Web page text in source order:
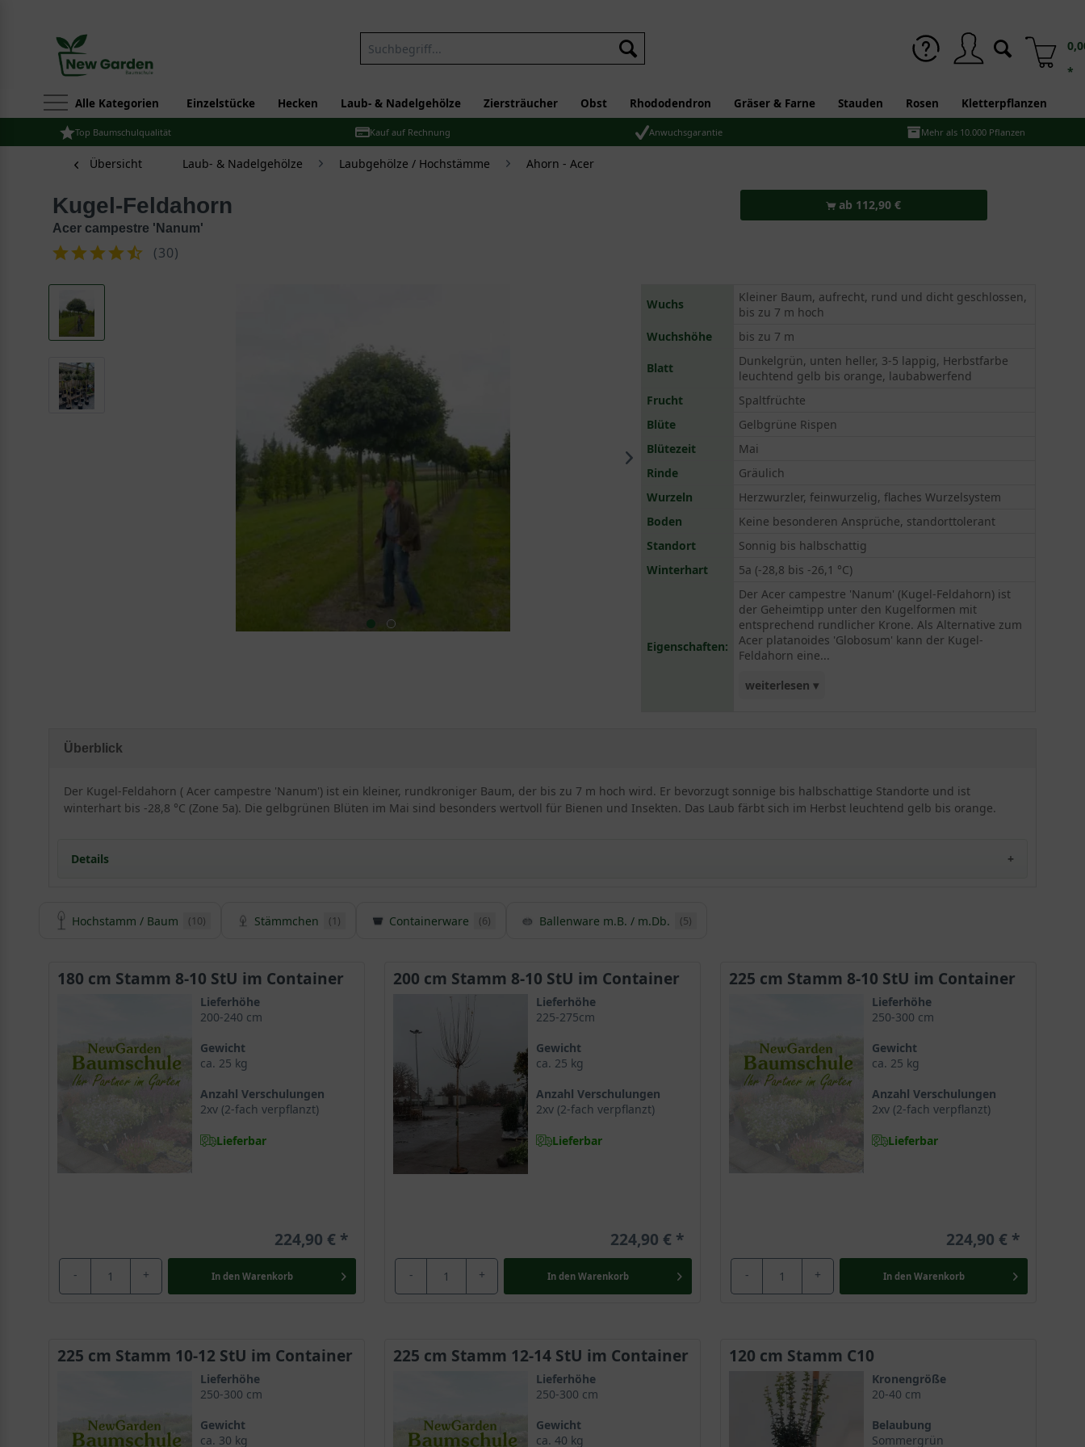
*
Alle Kategorien Einzelstücke Hecken Laub- & Nadelgehölze Ziersträucher Obst Rhododendron Gräser & Farne Stauden Rosen Kletterpflanzen
Top Baumschulqualität Kauf auf Rechnung Anwuchsgarantie Mehr als 10.000 Pflanzen
Übersicht Laub- & Nadelgehölze Laubgehölze / Hochstämme Ahorn - Acer
Kugel-Feldahorn
Acer campestre 'Nanum'
(30)
ab 112,90 €
Wuchs
Kleiner Baum, aufrecht, rund und dicht geschlossen,
bis zu 7 m hoch
Wuchshöhe
bis zu 7 m
Blatt
Dunkelgrün, unten heller, 3-5 lappig, Herbstfarbe
leuchtend gelb bis orange, laubabwerfend
Frucht
Spaltfrüchte
Blüte
Gelbgrüne Rispen
Blütezeit
Mai
Rinde
Gräulich
Wurzeln
Herzwurzler, feinwurzelig, flaches Wurzelsystem
Boden
Keine besonderen Ansprüche, standorttolerant
Standort
Sonnig bis halbschattig
Winterhart
5a (-28,8 bis -26,1 °C)
Eigenschaften:
Der Acer campestre 'Nanum' (Kugel-Feldahorn) ist
der Geheimtipp unter den Kugelformen mit
entsprechend rundlicher Krone. Als Alternative zum
Acer platanoides 'Globosum' kann der Kugel-
Feldahorn eine...
weiterlesen ▾
Überblick
Der Kugel-Feldahorn ( Acer campestre 'Nanum') ist ein kleiner, rundkroniger Baum, der bis zu 7 m hoch wird. Er bevorzugt sonnige bis halbschattige Standorte und ist
winterhart bis -28,8 °C (Zone 5a). Die gelbgrünen Blüten im Mai sind besonders wertvoll für Bienen und Insekten. Das Laub färbt sich im Herbst leuchtend gelb bis orange.
Details
Herkunft und Besonderheiten des Acer campestre ’Nanum‘
gehört zur Gattung derAhornbäume und wird der großen Familie der Seifenbaumgewächse (Sapindaceae) zugeordnet. Obgleich ’Nanum‘ bereits seit 1839 bekannt ist gilt die
Sorte als Geheimtipp unter den Kugelformen und ist bisher wenig verbreitet.
Der Kugel-Feldahorn zeichnet sich durch eine langsame Wuchsgeschwindigkeit aus und erreicht entsprechend seines Beinamens ’Nanum‘ (Zwerg) eine geringe Endhöhe. Er
präsentiert sich mit einer besonders formschönen, dichten Baumkrone, die nahezu kugelrund erscheint (daher auch der Name Kugel-Feldahorn) und eine charismatische
Ausstrahlung versprüht.
Großes Verbreitungsgebiet über Europa hinaus
Der Wildtyp Acer campestre gilt als die
mit dem weltweit größten Verbreitungsgebiet, welches sich von den gemäßigten Zonen Europas über Kleinasien, Nordiran
Kugel-Feldahorn lässt sich Zeit beim Wachsen
Charakteristisch für dieses Selektion des Feldahorns ist die langsame Wuchsgeschwindigkeit und die kugelige Form der Baumkrone. Acer campestre ‘Nanum‘ entwickelt sich
Dichtgeschlossene runde Baumkrone erscheint makellos
Der kleine Baum versprüht einen originellen Charme und präsentiert sich im Alter zumeist breiter als höher. Acer campestre ’Nanum‘ wächst aufrecht und bildet mit einer
starken Verzweigung der Äste eine wunderschöne dichtbuschige Kronenstruktur. Die geschlossene Baumkrone erscheint somit rund und verleiht dem Kugel-Feldahorn eine
imposante geometrische Perfektion, welche durch einen regelmäßigen Rückschnitt hervorragend zur Geltung kommen wird.
Hochstamm / Baum (10) Stämmchen (1) Containerware (6) Ballenware m.B. / m.Db. (5)
180 cm Stamm 8-10 StU im Container
Lieferhöhe
200-240 cm
Gewicht
ca. 25 kg
Anzahl Verschulungen
2xv (2-fach verpflanzt)
Lieferbar
224,90 €
- + In den Warenkorb
200 cm Stamm 8-10 StU im Container
Lieferhöhe
225-275cm
Gewicht
ca. 25 kg
Anzahl Verschulungen
2xv (2-fach verpflanzt)
Lieferbar
224,90 €
- + In den Warenkorb
225 cm Stamm 8-10 StU im Container
Lieferhöhe
250-300 cm
Gewicht
ca. 25 kg
Anzahl Verschulungen
2xv (2-fach verpflanzt)
Lieferbar
224,90 €
- + In den Warenkorb
225 cm Stamm 10-12 StU im Container
Lieferhöhe
250-300 cm
Gewicht
ca. 30 kg
225 cm Stamm 12-14 StU im Container
Lieferhöhe
250-300 cm
Gewicht
ca. 40 kg
120 cm Stamm C10
Kronengröße
20-40 cm
Belaubung
Sommergrün